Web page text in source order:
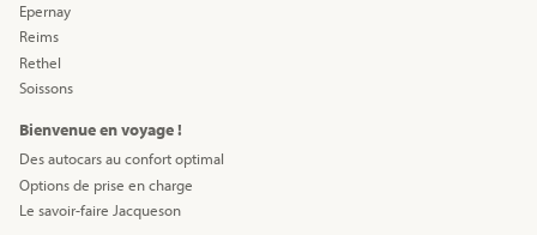
Epernay
Reims
Rethel
Soissons
Bienvenue en voyage !
Des autocars au confort optimal
Options de prise en charge
Le savoir-faire Jacqueson